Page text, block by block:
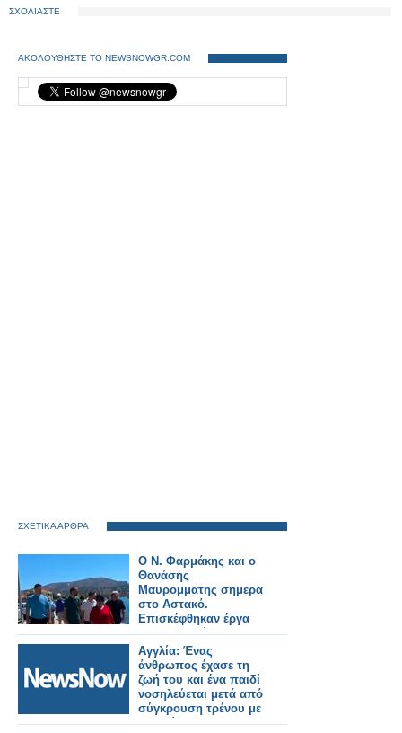
ΣΧΟΛΙΑΣΤΕ
ΑΚΟΛΟΥΘΗΣΤΕ ΤΟ NEWSNOWGR.COM
ΣΧΕΤΙΚΑ ΑΡΘΡΑ
Ο Ν. Φαρμάκης και ο
Θανάσης
Μαυρομματης σημερα
στο Αστακό.
Επισκέφθηκαν έργα
που εκτελούνται στην
περιοχή και
συναντήθηκαν με
φορείς και πολίτες
(φωτο-βιντεο)
Αγγλία: Ένας
άνθρωπος έχασε τη
ζωή του και ένα παιδί
νοσηλεύεται μετά από
σύγκρουση τρένου με
αυτοκίνητο.